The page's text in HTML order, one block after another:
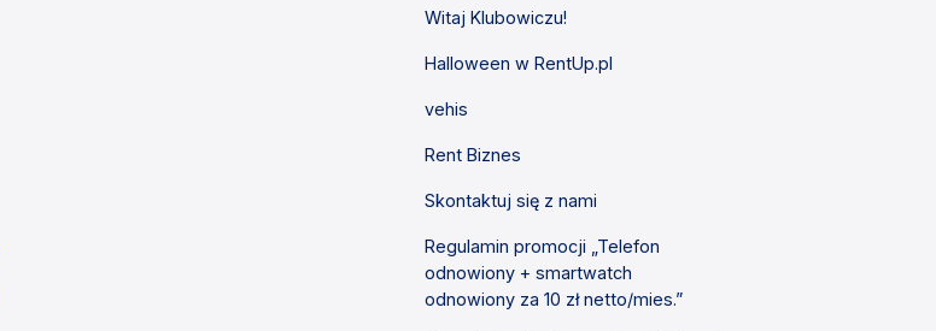
Witaj Klubowiczu!
Halloween w RentUp.pl
vehis
Rent Biznes
Skontaktuj się z nami
Regulamin promocji „Telefon
odnowiony + smartwatch
odnowiony za 10 zł netto/mies.”